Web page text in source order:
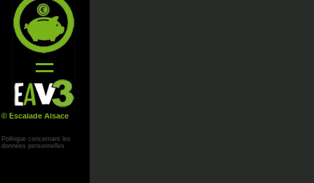
© Escalade Alsace
Politique concernant les
données personnelles